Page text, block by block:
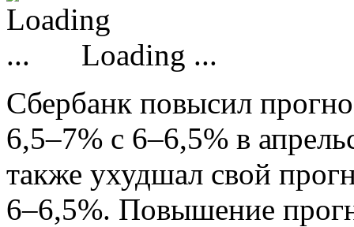
Loading ...
Сбербанк повысил
6,5–7% с 6–6,5% в
также ухудшал свой
6–6,5%. Повышение